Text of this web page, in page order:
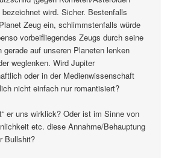
bezeichnet wird. Sicher. Bestenfalls
Zeug ein, schlimmstenfalls würde
vorbeifliegendes Zeugs durch seine
gerade auf unseren Planeten lenken
weglenken. Wird Jupiter
oder in der Medienwissenschaft
nicht einfach nur romantisiert?
er uns wirklick? Oder ist im Sinne von
etc. diese Annahme/Behauptung
Bullshit?